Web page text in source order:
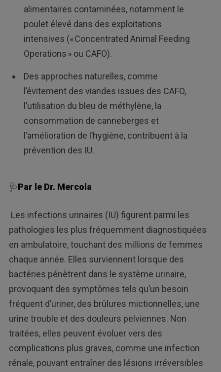
alimentaires contaminées, notamment le
poulet élevé dans des exploitations
intensives (« Concentrated Animal Feeding
Operations » ou CAFO).
Des approches naturelles, comme
l’évitement des viandes issues des CAFO,
l’utilisation du bleu de méthylène, la
consommation de canneberges et
l’amélioration de l’hygiène, contribuent à la
prévention des IU.
🩺Par le Dr. Mercola
Les infections urinaires (IU) figurent parmi les
pathologies les plus fréquemment diagnostiquées
en ambulatoire, touchant des millions de femmes
chaque année. Elles surviennent lorsque des
bactéries pénètrent dans le système urinaire,
provoquant des symptômes tels qu’un besoin
fréquent d’uriner, des brûlures mictionnelles, une
urine trouble et des douleurs pelviennes. Non
traitées, elles peuvent évoluer vers des
complications plus graves, comme une infection
rénale, pouvant entraîner des lésions irréversibles